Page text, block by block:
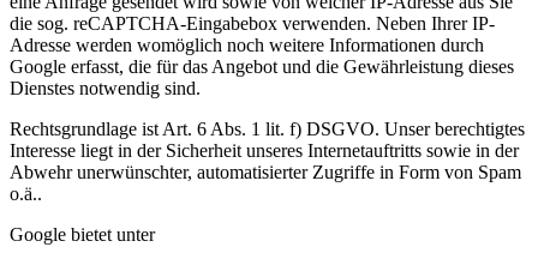
die sog. reCAPTCHA-Eingabebox verwenden. Neben Ihrer IP-
Adresse werden womöglich noch weitere Informationen durch
Google erfasst, die für das Angebot und die Gewährleistung dieses
Dienstes notwendig sind.
Rechtsgrundlage ist Art. 6 Abs. 1 lit. f) DSGVO. Unser berechtigtes
Interesse liegt in der Sicherheit unseres Internetauftritts sowie in der
Abwehr unerwünschter, automatisierter Zugriffe in Form von Spam
o.ä..
Google bietet unter